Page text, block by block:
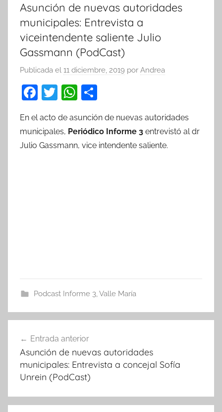
Asunción de nuevas autoridades
municipales: Entrevista a
viceintendente saliente Julio
Gassmann (PodCast)
Publicada el 11 diciembre, 2019 por Andrea
F
c
e
T
itt
er
W
at
s
m
p
En el acto de asunción de nuevas autoridades
municipales, Periódico Informe 3 entrevistó al dr
Julio Gassmann, vice intendente saliente.
Podcast Informe 3,Valle María
de
entradas
Entrada anterior
Asunción de nuevas autoridades
municipales: Entrevista a concejal Sofía
Unrein (PodCast)